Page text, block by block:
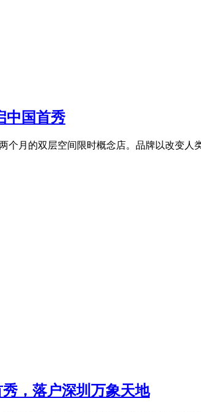
中国首秀
个月的双层空间限时概念店。品牌以改变人
，落户深圳万象天地